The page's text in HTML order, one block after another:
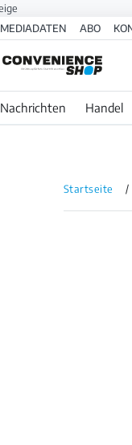
MEDIADATEN ABO
Nachrichten Handel
Startseite